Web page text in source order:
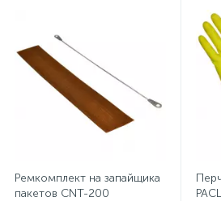
Ремкомплект на запайщика
пакетов CNT-200
Флаги
Фурнитура и
Фурнитура к дверям